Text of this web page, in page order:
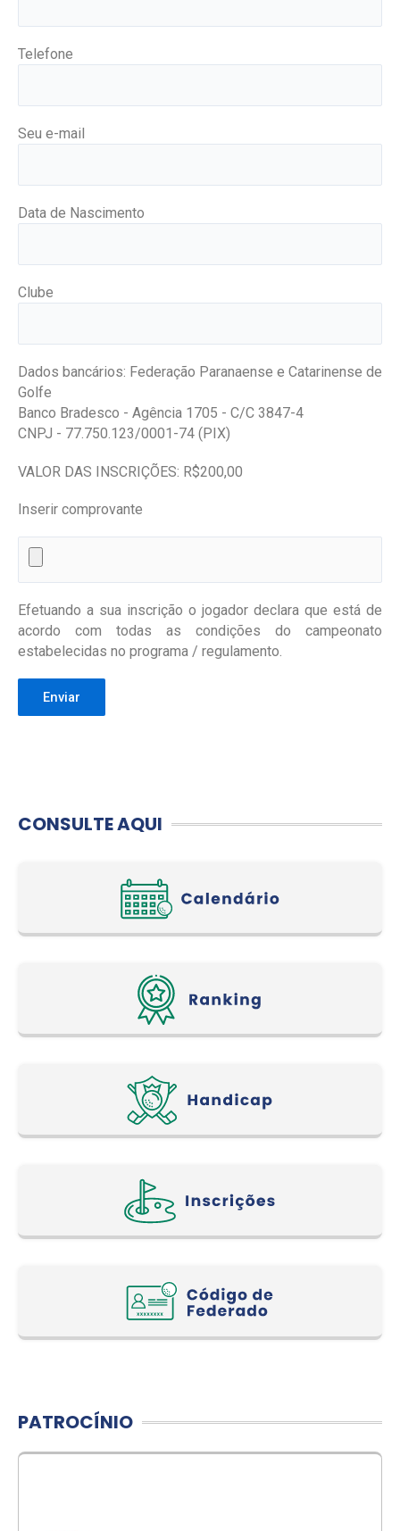
Telefone
Seu e-mail
Data de Nascimento
Clube
Dados bancários: Federação Paranaense e Catarinense de
Golfe
Banco Bradesco - Agência 1705 - C/C 3847-4
CNPJ - 77.750.123/0001-74 (PIX)
VALOR DAS INSCRIÇÕES: R$200,00
Inserir comprovante
Efetuando a sua inscrição o jogador declara que está de
acordo com todas as condições do campeonato
estabelecidas no programa / regulamento.
CONSULTE AQUI
PATROCÍNIO